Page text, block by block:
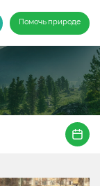
Помочь природе